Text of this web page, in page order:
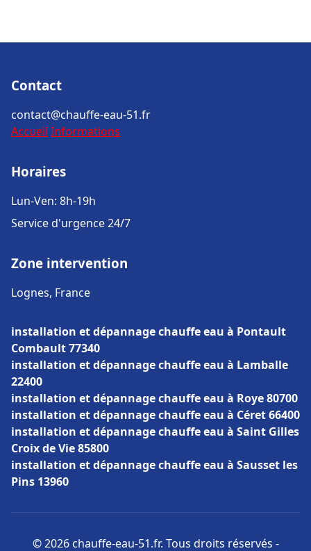
Contact
contact@chauffe-eau-51.fr
Accueil Informations
Horaires
Lun-Ven: 8h-19h
Service d'urgence 24/7
Zone intervention
Lognes, France
installation et dépannage chauffe eau à Pontault
Combault 77340
installation et dépannage chauffe eau à Lamballe
22400
installation et dépannage chauffe eau à Roye 80700
installation et dépannage chauffe eau à Céret 66400
installation et dépannage chauffe eau à Saint Gilles
Croix de Vie 85800
installation et dépannage chauffe eau à Sausset les
Pins 13960
© 2026 chauffe-eau-51.fr. Tous droits réservés -